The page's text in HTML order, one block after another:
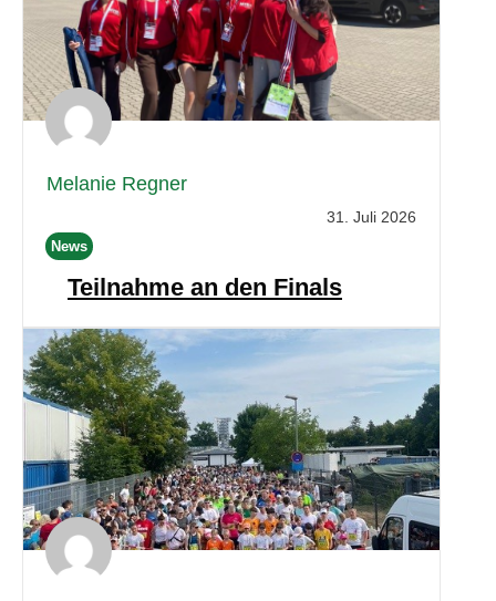
Melanie Regner
31. Juli 2026
News
Teilnahme an den Finals